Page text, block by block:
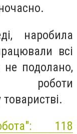
наробила
всі
не подолано,
роботи
118